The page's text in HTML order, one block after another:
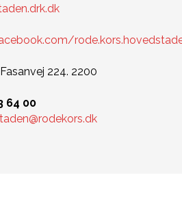
224. 2200
64 00